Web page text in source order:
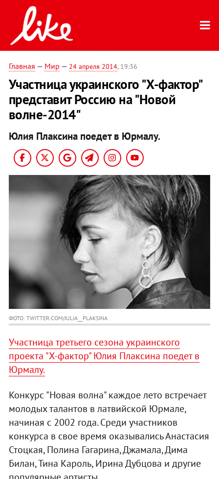
Главная — Мир — 24 апреля 2014, 19:36
Участница украинского "Х-фактор"
представит Россию на "Новой
волне-2014"
Юлия Плаксина поедет в Юрмалу.
ФОТО: TWITTER.COM/JULIA__PLAKSINA
Участница третьего сезона украинского
проекта "Х-фактор" Юлия Плаксина поедет в
Юрмалу.
Конкурс "Новая волна" каждое лето встречает
молодых талантов в латвийской Юрмале,
начиная с 2002 года. Среди участников
конкурса в свое время оказывались Анастасия
Стоцкая, Полина Гагарина, Джамала, Дима
Билан, Тина Кароль, Ирина Дубцова и другие